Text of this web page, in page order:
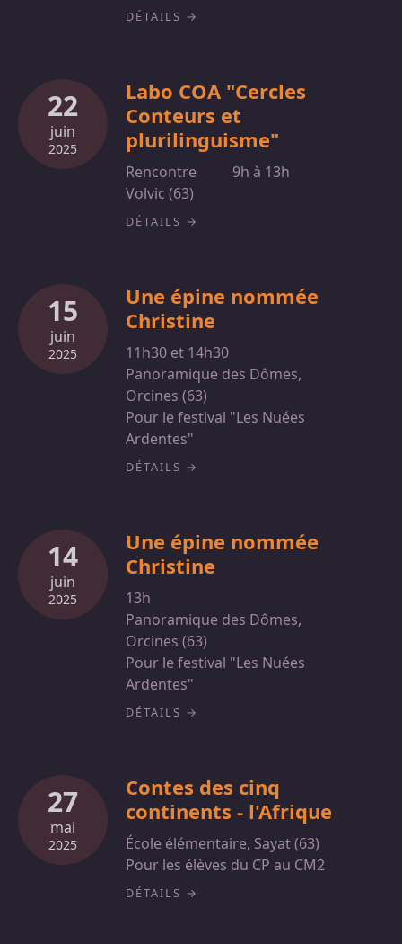
DÉTAILS
22
juin
2025
Labo COA "Cercles
Conteurs et
plurilinguisme"
Rencontre
9h à 13h
Volvic (63)
DÉTAILS
15
juin
2025
Une épine nommée
Christine
11h30 et 14h30
Panoramique des Dômes,
Orcines (63)
Pour le festival "Les Nuées
Ardentes"
DÉTAILS
14
juin
2025
Une épine nommée
Christine
13h
Panoramique des Dômes,
Orcines (63)
Pour le festival "Les Nuées
Ardentes"
DÉTAILS
27
mai
2025
Contes des cinq
continents - l'Afrique
École élémentaire, Sayat (63)
Pour les élèves du CP au CM2
DÉTAILS